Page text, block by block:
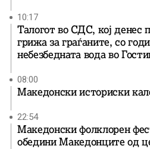
10:17
Талогот во СДС, кој денес
грижа за граѓаните, со
небезбедната вода во
08:00
Македонски историски
22:54
Македонски фолклорен
обедини Македонците од